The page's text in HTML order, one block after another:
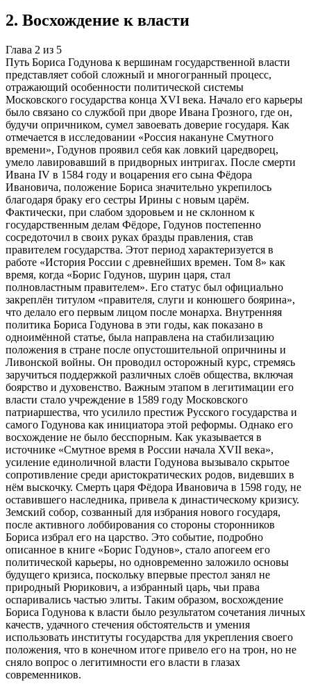
2. Восхождение к власти
Глава 2 из 5
Путь Бориса Годунова к вершинам государственной власти
представляет собой сложный и многогранный процесс,
отражающий особенности политической системы
Московского государства конца XVI века. Начало его карьеры
было связано со службой при дворе Ивана Грозного, где он,
будучи опричником, сумел завоевать доверие государя. Как
отмечается в исследовании «Россия накануне Смутного
времени», Годунов проявил себя как ловкий царедворец,
умело лавировавший в придворных интригах. После смерти
Ивана IV в 1584 году и воцарения его сына Фёдора
Ивановича, положение Бориса значительно укрепилось
благодаря браку его сестры Ирины с новым царём.
Фактически, при слабом здоровьем и не склонном к
государственным делам Фёдоре, Годунов постепенно
сосредоточил в своих руках бразды правления, став
правителем государства. Этот период характеризуется в
работе «История России с древнейших времен. Том 8» как
время, когда «Борис Годунов, шурин царя, стал
полновластным правителем». Его статус был официально
закреплён титулом «правителя, слуги и конюшего боярина»,
что делало его первым лицом после монарха. Внутренняя
политика Бориса Годунова в эти годы, как показано в
одноимённой статье, была направлена на стабилизацию
положения в стране после опустошительной опричнины и
Ливонской войны. Он проводил осторожный курс, стремясь
заручиться поддержкой различных слоёв общества, включая
боярство и духовенство. Важным этапом в легитимации его
власти стало учреждение в 1589 году Московского
патриаршества, что усилило престиж Русского государства и
самого Годунова как инициатора этой реформы. Однако его
восхождение не было бесспорным. Как указывается в
источнике «Смутное время в России начала XVII века»,
усиление единоличной власти Годунова вызывало скрытое
сопротивление среди аристократических родов, видевших в
нём выскочку. Смерть царя Фёдора Ивановича в 1598 году, не
оставившего наследника, привела к династическому кризису.
Земский собор, созванный для избрания нового государя,
после активного лоббирования со стороны сторонников
Бориса избрал его на царство. Это событие, подробно
описанное в книге «Борис Годунов», стало апогеем его
политической карьеры, но одновременно заложило основы
будущего кризиса, поскольку впервые престол занял не
природный Рюрикович, а избранный царь, чьи права
оспаривались частью элиты. Таким образом, восхождение
Бориса Годунова к власти было результатом сочетания личных
качеств, удачного стечения обстоятельств и умения
использовать институты государства для укрепления своего
положения, что в конечном итоге привело его на трон, но не
сняло вопрос о легитимности его власти в глазах
современников.